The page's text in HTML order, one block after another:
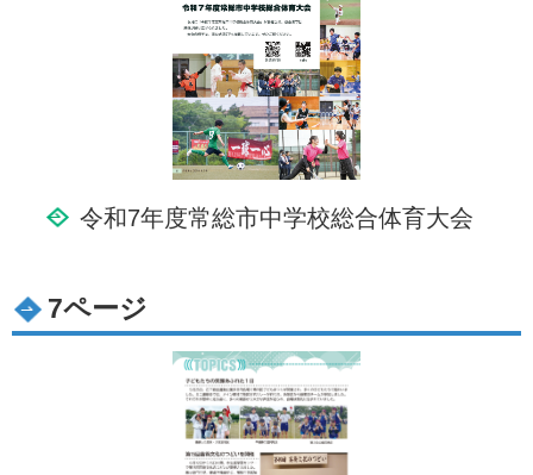
令和7年度常総市中学校総合体育大会
7ページ